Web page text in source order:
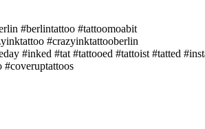
#berlintattoo #tattoomoabit
#crazyinktattooberlin
#inked #tat #tattooed #tattoist #tatted
#coveruptattoos